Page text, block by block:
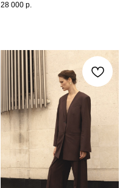
28 000 р.